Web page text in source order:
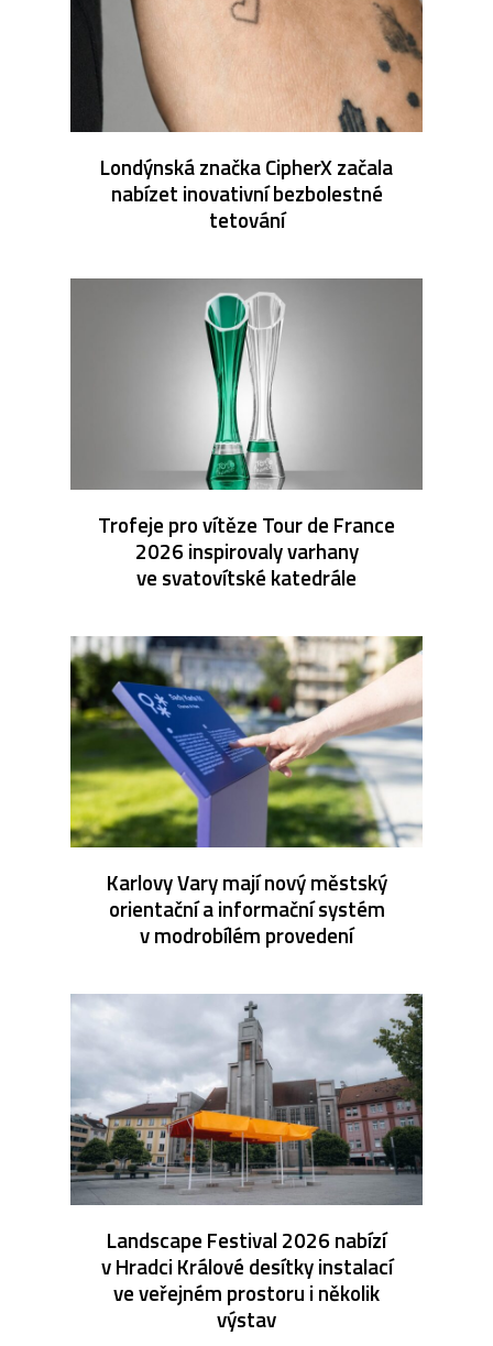
Londýnská značka CipherX začala
nabízet inovativní bezbolestné
tetování
Trofeje pro vítěze Tour de France
2026 inspirovaly varhany
ve svatovítské katedrále
Karlovy Vary mají nový městský
orientační a informační systém
v modrobílém provedení
Landscape Festival 2026 nabízí
v Hradci Králové desítky instalací
ve veřejném prostoru i několik
výstav